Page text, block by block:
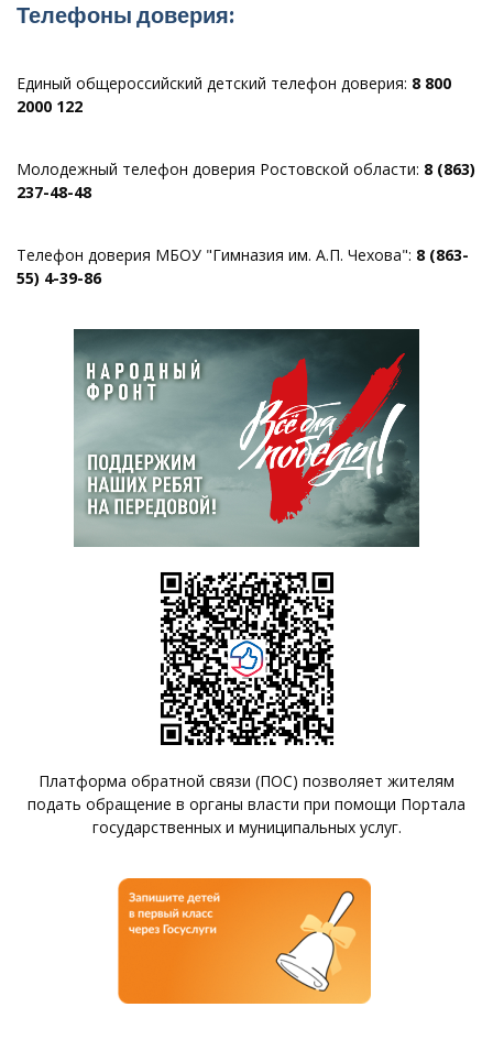
Телефоны доверия:
Единый общероссийский детский телефон доверия: 8 800
2000 122
Молодежный телефон доверия Ростовской области: 8 (863)
237-48-48
Телефон доверия МБОУ "Гимназия им. А.П. Чехова": 8 (863-
55) 4-39-86
Платформа обратной связи (ПОС) позволяет жителям
подать обращение в органы власти при помощи Портала
государственных и муниципальных услуг.